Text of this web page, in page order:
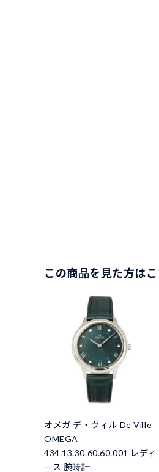
この商品を見た方は
オメガ デ・ヴィル De Ville
OMEGA
434.13.30.60.60.001 レディ
ース 腕時計